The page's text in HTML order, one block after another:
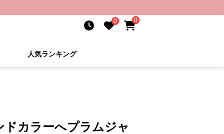
0 0
人気ランキング
カラーへプラムジャ